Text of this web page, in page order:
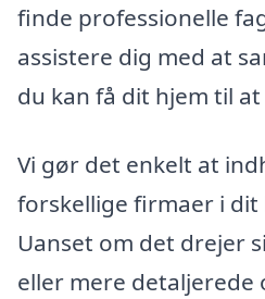
finde professionelle
assistere dig med at
du kan få dit hjem til
Vi gør det enkelt at
forskellige firmaer i dit
Uanset om det drejer
eller mere detaljerede